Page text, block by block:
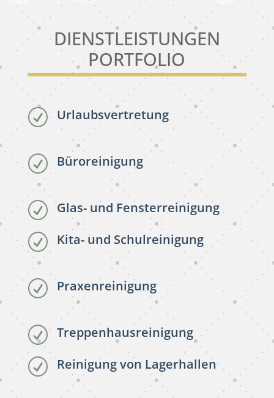
DIENSTLEISTUNGEN
PORTFOLIO
R Urlaubsvertretung
R Büroreinigung
R Glas- und Fensterreinigung
R Kita- und Schulreinigung
R Praxenreinigung
R Treppenhausreinigung
R Reinigung von Lagerhallen